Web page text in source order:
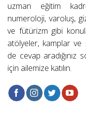
uzman eğitim
numeroloji, varoluş,
ve fütürizm gibi
atölyeler, kamplar ve
de cevap
için ailemize katılın.